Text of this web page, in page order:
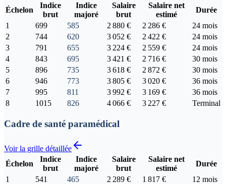
Échelon
Indice
brut
Indice
majoré
Salaire
brut
Salaire net
estimé
Durée
1
699 585 2 880 € 2 286 €
24 mois
2
744 620 3 052 € 2 422 €
24 mois
3
791 655 3 224 € 2 559 €
24 mois
4
843 695 3 421 € 2 716 €
30 mois
5
896 735 3 618 € 2 872 €
30 mois
6
946 773 3 805 € 3 020 €
36 mois
7
995 811 3 992 € 3 169 €
36 mois
8
1015 826 4 066 € 3 227 € Terminal
Cadre de santé paramédical
Voir la grille détaillée
Échelon
Indice
brut
Indice
majoré
Salaire
brut
Salaire net
estimé
Durée
1
541 465 2 289 € 1 817 €
12 mois